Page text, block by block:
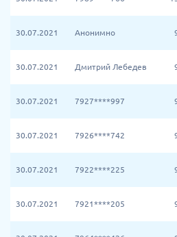
30.07.2021 Анонимно
30.07.2021 Дмитрий Лебедев
30.07.2021 7927****997
30.07.2021 7926****742
30.07.2021 7922****225
30.07.2021 7921****205